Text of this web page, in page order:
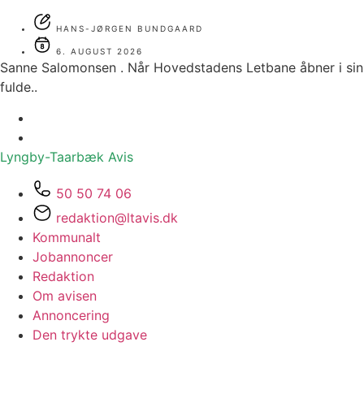
HANS-JØRGEN BUNDGAARD
6. AUGUST 2026
Sanne Salomonsen . Når Hovedstadens Letbane åbner i sin
fulde..
Lyngby-Taarbæk Avis
50 50 74 06
redaktion@ltavis.dk
Kommunalt
Jobannoncer
Redaktion
Om avisen
Annoncering
Den trykte udgave